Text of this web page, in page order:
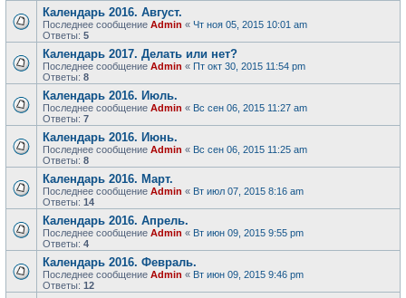
Календарь 2016. Август.
Последнее сообщение Admin « Чт ноя 05, 2015 10:01 am
Ответы: 5
Календарь 2017. Делать или нет?
Последнее сообщение Admin « Пт окт 30, 2015 11:54 pm
Ответы: 8
Календарь 2016. Июль.
Последнее сообщение Admin « Вс сен 06, 2015 11:27 am
Ответы: 7
Календарь 2016. Июнь.
Последнее сообщение Admin « Вс сен 06, 2015 11:25 am
Ответы: 8
Календарь 2016. Март.
Последнее сообщение Admin « Вт июл 07, 2015 8:16 am
Ответы: 14
Календарь 2016. Апрель.
Последнее сообщение Admin « Вт июн 09, 2015 9:55 pm
Ответы: 4
Календарь 2016. Февраль.
Последнее сообщение Admin « Вт июн 09, 2015 9:46 pm
Ответы: 12